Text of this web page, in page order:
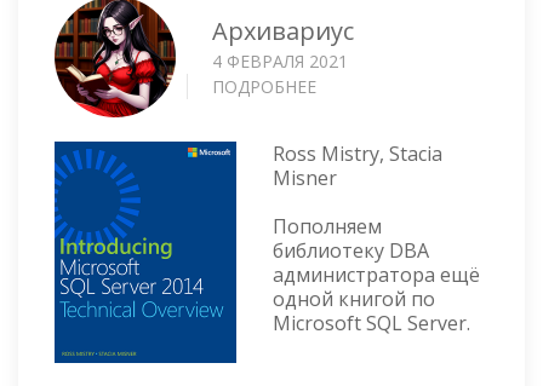
Архивариус
4 ФЕВРАЛЯ 2021
ПОДРОБНЕЕ
SQL
SERVER
Ross Mistry, Stacia
Misner
Пополняем
библиотеку DBA
администратора ещё
одной книгой по
Microsoft SQL Server.